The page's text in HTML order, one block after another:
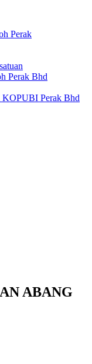
Perak
Perak Bhd
KOPUBI Perak Bhd
ABANG